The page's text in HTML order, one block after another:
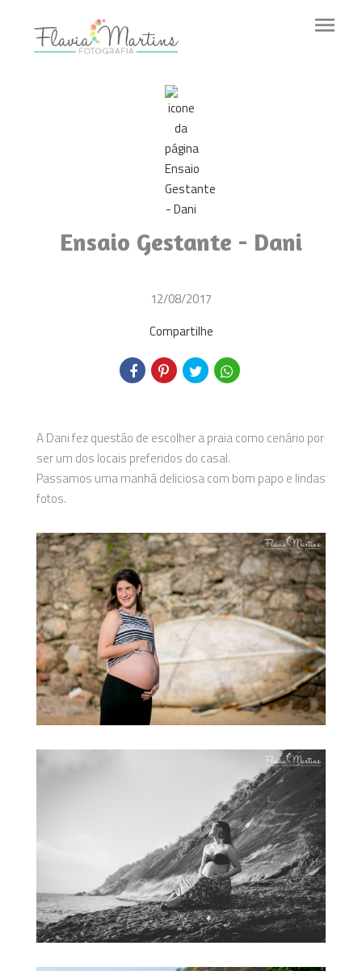
menu
Ensaio Gestante - Dani
12/08/2017
Compartilhe
A Dani fez questão de escolher a praia como cenário por
ser um dos locais preferidos do casal.
Passamos uma manhã deliciosa com bom papo e lindas
fotos.